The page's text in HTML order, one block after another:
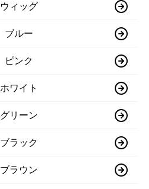
ウィッグ
ブルー
ピンク
ホワイト
グリーン
ブラック
ブラウン